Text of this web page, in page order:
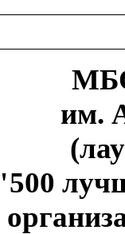
им.